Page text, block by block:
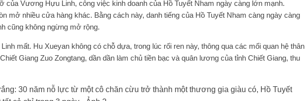
của Vương Hựu Linh, công việc kinh doanh của Hồ Tuyết Nham ngày càng lớn mạnh.
mở nhiều cửa hàng khác. Bằng cách này, danh tiếng của Hồ Tuyết Nham càng ngày càng
cũng không ngừng mở rộng.
mất. Hu Xueyan không có chỗ dựa, trong lúc rối ren này, thông qua các mối quan hệ thân
Giang Zuo Zongtang, dần dần làm chủ tiền bạc và quân lương của tỉnh Chiết Giang, thu